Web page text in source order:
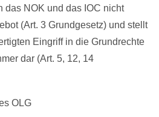
das NOK und das IOC nicht
(Art. 3 Grundgesetz) und stellt
Eingriff in die Grundrechte
dar (Art. 5, 12, 14
OLG